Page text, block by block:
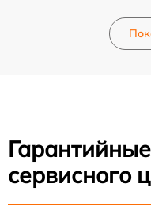
сервисного